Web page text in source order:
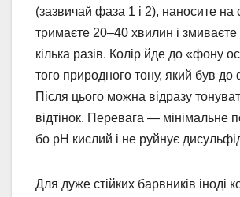
(зазвичай фаза 1 і 2), наносите на
тримаєте 20–40 хвилин і
кілька разів. Колір йде до «фону
того природного тону, який був
Після цього можна відразу
відтінок. Перевага — мінімальне
бо pH кислий і не руйнує
Для дуже стійких барвників іноді